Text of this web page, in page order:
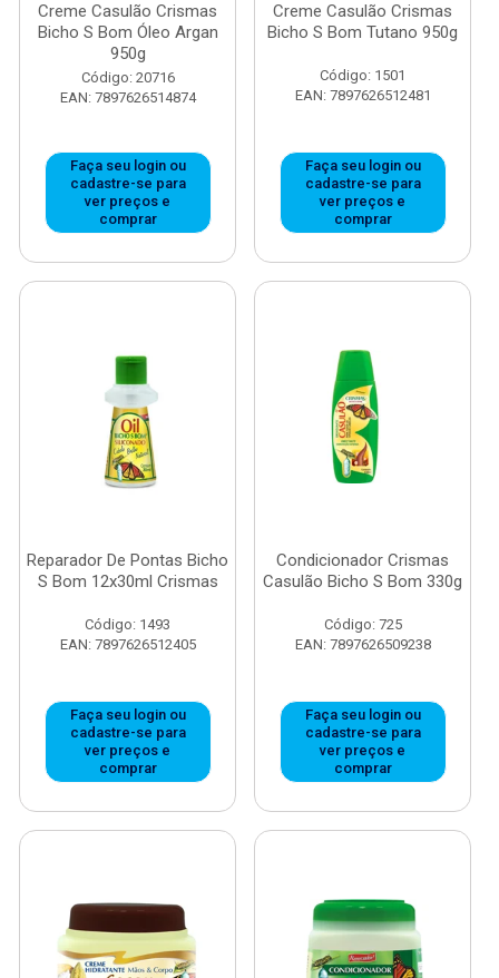
Creme Casulão Crismas
Bicho S Bom Óleo Argan
950g
Código: 20716
EAN: 7897626514874
Faça seu login ou
cadastre-se para
ver preços e
comprar
Creme Casulão Crismas
Bicho S Bom Tutano 950g
Código: 1501
EAN: 7897626512481
Faça seu login ou
cadastre-se para
ver preços e
comprar
Reparador De Pontas Bicho
S Bom 12x30ml Crismas
Código: 1493
EAN: 7897626512405
Faça seu login ou
cadastre-se para
ver preços e
comprar
Condicionador Crismas
Casulão Bicho S Bom 330g
Código: 725
EAN: 7897626509238
Faça seu login ou
cadastre-se para
ver preços e
comprar